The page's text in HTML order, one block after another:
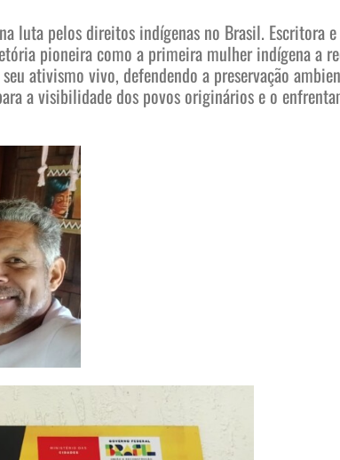
luta pelos direitos indígenas no Brasil. Escritora
pioneira como a primeira mulher indígena a
ativismo vivo, defendendo a preservação
a visibilidade dos povos originários e o